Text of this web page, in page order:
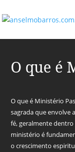
O que é
O que é Ministério
sagrada que envolve
fé, geralmente
ministério é
o crescimento